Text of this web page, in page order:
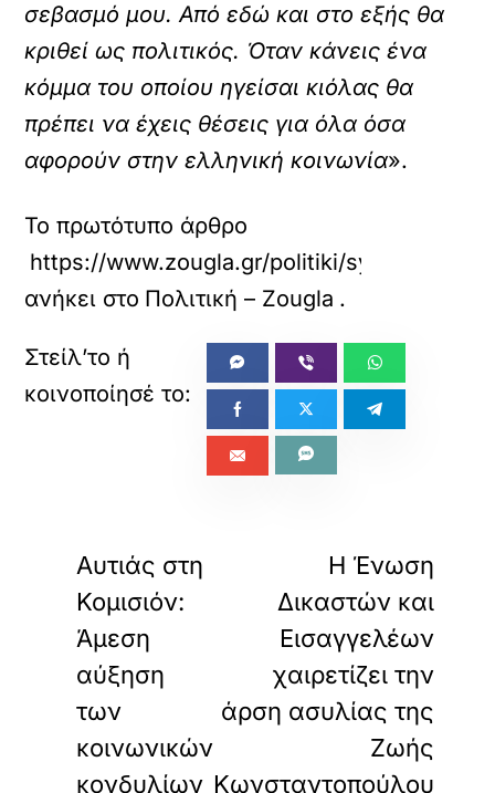
σεβασμό μου. Από εδώ και στο εξής θα
κριθεί ως πολιτικός. Όταν κάνεις ένα
κόμμα του οποίου ηγείσαι κιόλας θα
πρέπει να έχεις θέσεις για όλα όσα
αφορούν στην ελληνική κοινωνία».
Το πρωτότυπο άρθρο
https://www.zougla.gr/politiki/syrengela-
ανήκει στο Πολιτική – Zougla .
Αυτιάς στη
Κομισιόν:
Άμεση
αύξηση
των
κοινωνικών
κονδυλίων
Η Ένωση
Δικαστών και
Εισαγγελέων
χαιρετίζει την
άρση ασυλίας της
Ζωής
Κωνσταντοπούλου